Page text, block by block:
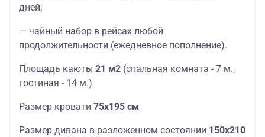
дней;
— чайный набор в рейсах любой
продолжительности (ежедневное пополнение).
Площадь каюты 21 м2 (спальная комната - 7 м.,
гостиная - 14 м.)
Размер кровати 75х195 см
Размер дивана в разложенном состоянии 150х210